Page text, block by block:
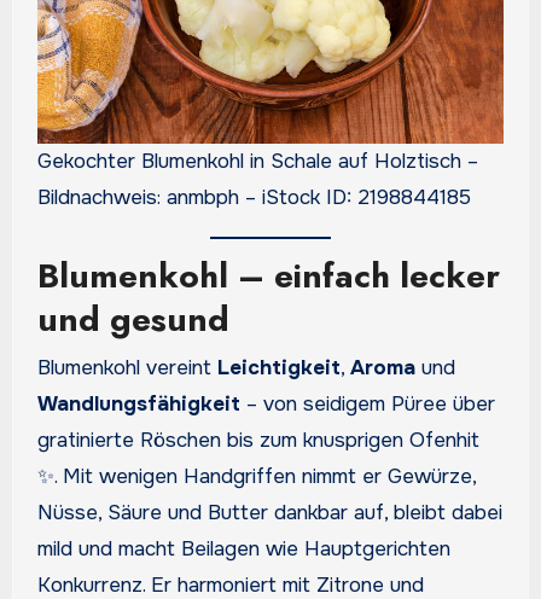
Gekochter Blumenkohl in Schale auf Holztisch –
Bildnachweis: anmbph – iStock ID: 2198844185
Blumenkohl – einfach lecker
und gesund
Blumenkohl vereint Leichtigkeit, Aromaund
Wandlungsfähigkeit – von seidigem Püree über
gratinierte Röschen bis zum knusprigen Ofenhit
✨. Mit wenigen Handgriffen nimmt er Gewürze,
Nüsse, Säure und Butter dankbar auf, bleibt dabei
mild und macht Beilagen wie Hauptgerichten
Konkurrenz. Er harmoniert mit Zitrone und